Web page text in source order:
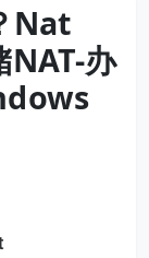
Nat
NAT-办